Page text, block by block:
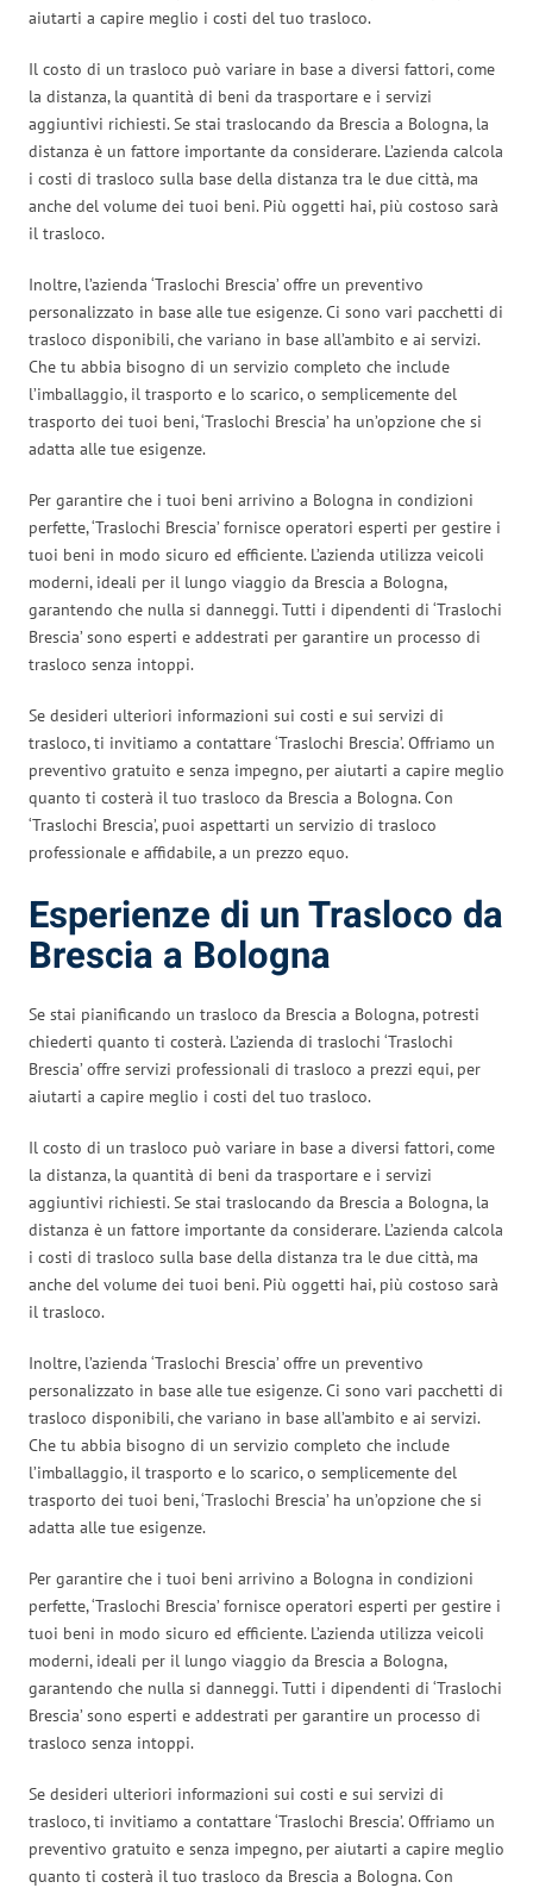
aiutarti a capire meglio i costi del tuo trasloco.
Il costo di un trasloco può variare in base a diversi fattori, come
la distanza, la quantità di beni da trasportare e i servizi
aggiuntivi richiesti. Se stai traslocando da Brescia a Bologna, la
distanza è un fattore importante da considerare. L’azienda calcola
i costi di trasloco sulla base della distanza tra le due città, ma
anche del volume dei tuoi beni. Più oggetti hai, più costoso sarà
il trasloco.
Inoltre, l’azienda ‘Traslochi Brescia’ offre un preventivo
personalizzato in base alle tue esigenze. Ci sono vari pacchetti di
trasloco disponibili, che variano in base all’ambito e ai servizi.
Che tu abbia bisogno di un servizio completo che include
l’imballaggio, il trasporto e lo scarico, o semplicemente del
trasporto dei tuoi beni, ‘Traslochi Brescia’ ha un’opzione che si
adatta alle tue esigenze.
Per garantire che i tuoi beni arrivino a Bologna in condizioni
perfette, ‘Traslochi Brescia’ fornisce operatori esperti per gestire i
tuoi beni in modo sicuro ed efficiente. L’azienda utilizza veicoli
moderni, ideali per il lungo viaggio da Brescia a Bologna,
garantendo che nulla si danneggi. Tutti i dipendenti di ‘Traslochi
Brescia’ sono esperti e addestrati per garantire un processo di
trasloco senza intoppi.
Se desideri ulteriori informazioni sui costi e sui servizi di
trasloco, ti invitiamo a contattare ‘Traslochi Brescia’. Offriamo un
preventivo gratuito e senza impegno, per aiutarti a capire meglio
quanto ti costerà il tuo trasloco da Brescia a Bologna. Con
‘Traslochi Brescia’, puoi aspettarti un servizio di trasloco
professionale e affidabile, a un prezzo equo.
Esperienze di un Trasloco da
Brescia a Bologna
Se stai pianificando un trasloco da Brescia a Bologna, potresti
chiederti quanto ti costerà. L’azienda di traslochi ‘Traslochi
Brescia’ offre servizi professionali di trasloco a prezzi equi, per
aiutarti a capire meglio i costi del tuo trasloco.
Il costo di un trasloco può variare in base a diversi fattori, come
la distanza, la quantità di beni da trasportare e i servizi
aggiuntivi richiesti. Se stai traslocando da Brescia a Bologna, la
distanza è un fattore importante da considerare. L’azienda calcola
i costi di trasloco sulla base della distanza tra le due città, ma
anche del volume dei tuoi beni. Più oggetti hai, più costoso sarà
il trasloco.
Inoltre, l’azienda ‘Traslochi Brescia’ offre un preventivo
personalizzato in base alle tue esigenze. Ci sono vari pacchetti di
trasloco disponibili, che variano in base all’ambito e ai servizi.
Che tu abbia bisogno di un servizio completo che include
l’imballaggio, il trasporto e lo scarico, o semplicemente del
trasporto dei tuoi beni, ‘Traslochi Brescia’ ha un’opzione che si
adatta alle tue esigenze.
Per garantire che i tuoi beni arrivino a Bologna in condizioni
perfette, ‘Traslochi Brescia’ fornisce operatori esperti per gestire i
tuoi beni in modo sicuro ed efficiente. L’azienda utilizza veicoli
moderni, ideali per il lungo viaggio da Brescia a Bologna,
garantendo che nulla si danneggi. Tutti i dipendenti di ‘Traslochi
Brescia’ sono esperti e addestrati per garantire un processo di
trasloco senza intoppi.
Se desideri ulteriori informazioni sui costi e sui servizi di
trasloco, ti invitiamo a contattare ‘Traslochi Brescia’. Offriamo un
preventivo gratuito e senza impegno, per aiutarti a capire meglio
quanto ti costerà il tuo trasloco da Brescia a Bologna. Con